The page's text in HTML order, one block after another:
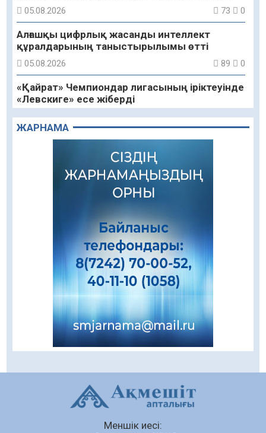
05.08.2026 73 0
Алғашқы цифрлық жасанды интеллект
құралдарының таныстырылымы өтті
05.08.2026 89 0
«Қайрат» Чемпиондар лигасының іріктеуінде
«Левскиге» есе жіберді
05.08.2026 74 0
«Ұлттық нақыш – заманауи панно» атты
шеберлік сағаты өтті
05.08.2026
Цифрландыру саласын дамыту аясында
салынатын жаңа орталықтың жобасы
Құқықтық статистика және арнайы есепке
алу жөніндегі комитеттің Қызылорда
облысы бойынша департаментінің басшысы
тағайындалды
04.08.2026
Қазақстандықтардың 72,3%-ы жаңа
Құрылтай үшін дауыс беруге дайын
04.08.2026 67 0
Мектептен – Ұлттық ұлан сапына
түсіндіру жұмыстары жүргізілді
ЖАРНАМА
Меншік иесі: